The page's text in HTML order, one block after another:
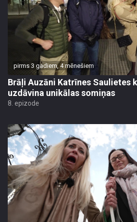
pirms 3 gadiem, 4 mēnešiem
Brāļi Auzāni Katrīnes Saulietes
uzdāvina unikālas somiņas
8. epizode